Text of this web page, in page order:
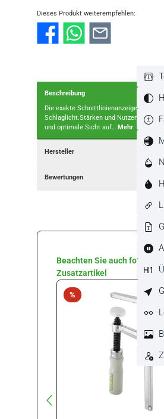
Dieses Produkt weiterempfehlen:
Beschreibung
Die exakte Schnittlinienanzeige mit dem
Schlaglicht.Stärken und NutzenExakte
und optimale Sicht auf… Mehr
Hersteller
Bewertungen
Produktgalerie überspringen
Beachten Sie auch folgende
Zusatzartikel
% Rabatt